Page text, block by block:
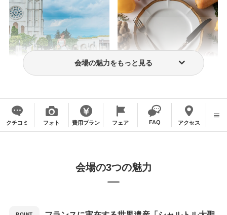
会場の魅力をもっと見る
クチコミ フォト 費用プラン フェア FAQ アクセス
会場の3つの魅力